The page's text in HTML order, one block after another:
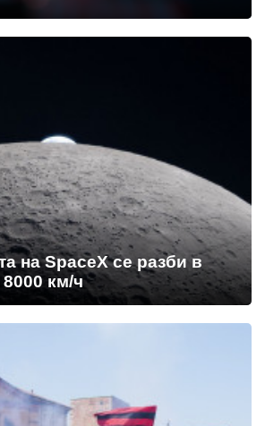
на SpaceX се разби в
км/ч